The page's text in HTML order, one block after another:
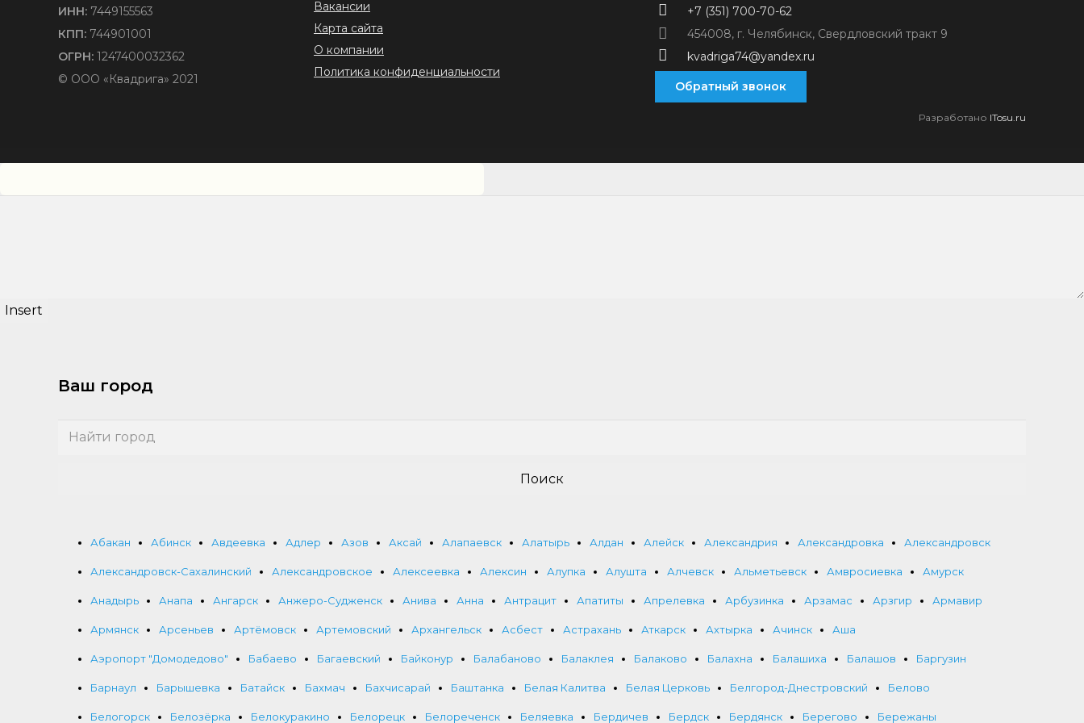
ИНН: 7449155563
КПП: 744901001
ОГРН: 1247400032362
© ООО «Квадрига» 2021
Вакансии
Карта сайта
О компании
Политика конфиденциальности
+7 (351) 700-70-62
454008, г. Челябинск, Свердловский тракт 9
kvadriga74@yandex.ru
Обратный звонок
Разработано ITosu.ru
Insert
Ваш город
Поиск
Абакан Абинск Авдеевка Адлер Азов Аксай Алапаевск Алатырь Алдан Алейск Александрия Александровка Александровск
Александровск-Сахалинский Александровское Алексеевка Алексин Алупка Алушта Алчевск Альметьевск Амвросиевка Амурск
Анадырь Анапа Ангарск Анжеро-Судженск Анива Анна Антрацит Апатиты Апрелевка Арбузинка Арзамас Арзгир Армавир
Армянск Арсеньев Артёмовск Артемовский Архангельск Асбест Астрахань Аткарск Ахтырка Ачинск Аша
Аэропорт "Домодедово" Бабаево Багаевский Байконур Балабаново Балаклея Балаково Балахна Балашиха Балашов Баргузин
Барнаул Барышевка Батайск Бахмач Бахчисарай Баштанка Белая Калитва Белая Церковь Белгород-Днестровский Белово
Белогорск Белозёрка Белокуракино Белорецк Белореченск Беляевка Бердичев Бердск Бердянск Берегово Бережаны